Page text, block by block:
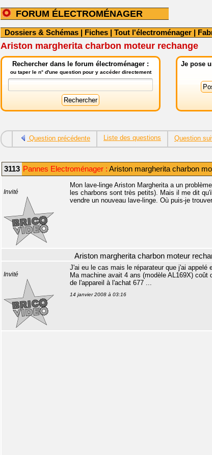
FORUM ÉLECTROMÉNAGER
Dossiers & Schémas | Fiches | Tout l'électroménager |
Ariston margherita charbon moteur rechange
Rechercher dans le forum électroménager :
ou taper le n° d'une question pour y accéder directement
Je pose
Question précédente Liste des questions Question
3113 Pannes Electroménager : Ariston margherita charbon
Invité
Mon lave-linge Ariston Margherita a un
les charbons sont très petits). Mais il me dit
vendre un nouveau lave-linge. Où puis-je
Ariston margherita charbon moteur
Invité
J'ai eu le cas mais le réparateur que j'ai
Ma machine avait 4 ans (modèle AL169X)
de l'appareil à l'achat 677 ...
14 janvier 2008 à 03:16